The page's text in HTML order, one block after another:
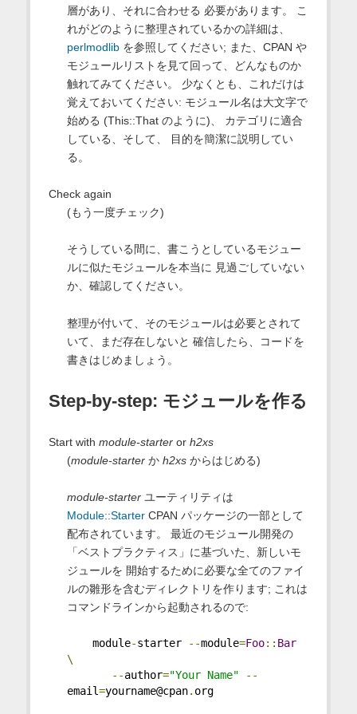
層があり、それに合わせる 必要があります。 こ
れがどのように整理されているかの詳細は、
perlmodlibを参照してください; また、CPAN や
モジュールリストを見て回って、どんなものか
触れてみてください。 少なくとも、これだけは
覚えておいてください: モジュール名は大文字で
始める (This::That のように)、 カテゴリに適合
している、そして、 目的を簡潔に説明してい
る。
Check again
(もう一度チェック)
そうしている間に、書こうとしているモジュー
ルに似たモジュールを本当に 見過ごしていない
か、確認してください。
整理が付いて、そのモジュールは必要とされて
いて、まだ存在しないと 確信したら、コードを
書きはじめましょう。
Step-by-step: モジュールを作る
Start with module-starteror h2xs
(module-starterか h2xsからはじめる)
module-starterユーティリティは
Module::StarterCPAN パッケージの一部として
配布されています。 最近のモジュール開発の
「ベストプラクティス」に基づいた、新しいモ
ジュールを 開始するために必要な全てのファイ
ルの雛形を含むディレクトリを作ります; これは
コマンドラインから起動されるので:
module-starter --module=Foo:: Bar
\
--author="Your Name"
--
email=yourname@cpan. org